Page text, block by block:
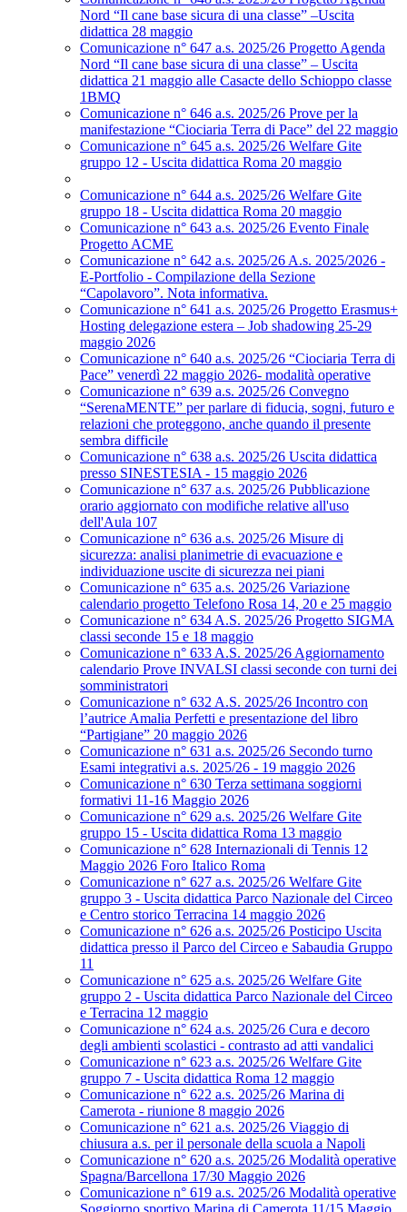
Nord “Il cane base sicura di una classe” –Uscita
didattica 28 maggio
Comunicazione n° 647 a.s. 2025/26 Progetto Agenda
Nord “Il cane base sicura di una classe” – Uscita
didattica 21 maggio alle Casacte dello Schioppo classe
1BMQ
Comunicazione n° 646 a.s. 2025/26 Prove per la
manifestazione “Ciociaria Terra di Pace” del 22 maggio
Comunicazione n° 645 a.s. 2025/26 Welfare Gite
gruppo 12 - Uscita didattica Roma 20 maggio
Comunicazione n° 644 a.s. 2025/26 Welfare Gite
gruppo 18 - Uscita didattica Roma 20 maggio
Comunicazione n° 643 a.s. 2025/26 Evento Finale
Progetto ACME
Comunicazione n° 642 a.s. 2025/26 A.s. 2025/2026 -
E-Portfolio - Compilazione della Sezione
“Capolavoro”. Nota informativa.
Comunicazione n° 641 a.s. 2025/26 Progetto Erasmus+
Hosting delegazione estera – Job shadowing 25-29
maggio 2026
Comunicazione n° 640 a.s. 2025/26 “Ciociaria Terra di
Pace” venerdì 22 maggio 2026- modalità operative
Comunicazione n° 639 a.s. 2025/26 Convegno
“SerenaMENTE” per parlare di fiducia, sogni, futuro e
relazioni che proteggono, anche quando il presente
sembra difficile
Comunicazione n° 638 a.s. 2025/26 Uscita didattica
presso SINESTESIA - 15 maggio 2026
Comunicazione n° 637 a.s. 2025/26 Pubblicazione
orario aggiornato con modifiche relative all'uso
dell'Aula 107
Comunicazione n° 636 a.s. 2025/26 Misure di
sicurezza: analisi planimetrie di evacuazione e
individuazione uscite di sicurezza nei piani
Comunicazione n° 635 a.s. 2025/26 Variazione
calendario progetto Telefono Rosa 14, 20 e 25 maggio
Comunicazione n° 634 A.S. 2025/26 Progetto SIGMA
classi seconde 15 e 18 maggio
Comunicazione n° 633 A.S. 2025/26 Aggiornamento
calendario Prove INVALSI classi seconde con turni dei
somministratori
Comunicazione n° 632 A.S. 2025/26 Incontro con
l’autrice Amalia Perfetti e presentazione del libro
“Partigiane” 20 maggio 2026
Comunicazione n° 631 a.s. 2025/26 Secondo turno
Esami integrativi a.s. 2025/26 - 19 maggio 2026
Comunicazione n° 630 Terza settimana soggiorni
formativi 11-16 Maggio 2026
Comunicazione n° 629 a.s. 2025/26 Welfare Gite
gruppo 15 - Uscita didattica Roma 13 maggio
Comunicazione n° 628 Internazionali di Tennis 12
Maggio 2026 Foro Italico Roma
Comunicazione n° 627 a.s. 2025/26 Welfare Gite
gruppo 3 - Uscita didattica Parco Nazionale del Circeo
e Centro storico Terracina 14 maggio 2026
Comunicazione n° 626 a.s. 2025/26 Posticipo Uscita
didattica presso il Parco del Circeo e Sabaudia Gruppo
11
Comunicazione n° 625 a.s. 2025/26 Welfare Gite
gruppo 2 - Uscita didattica Parco Nazionale del Circeo
e Terracina 12 maggio
Comunicazione n° 624 a.s. 2025/26 Cura e decoro
degli ambienti scolastici - contrasto ad atti vandalici
Comunicazione n° 623 a.s. 2025/26 Welfare Gite
gruppo 7 - Uscita didattica Roma 12 maggio
Comunicazione n° 622 a.s. 2025/26 Marina di
Camerota - riunione 8 maggio 2026
Comunicazione n° 621 a.s. 2025/26 Viaggio di
chiusura a.s. per il personale della scuola a Napoli
Comunicazione n° 620 a.s. 2025/26 Modalità operative
Spagna/Barcellona 17/30 Maggio 2026
Comunicazione n° 619 a.s. 2025/26 Modalità operative